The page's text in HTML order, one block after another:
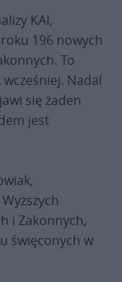
KAI,
196 nowych
To
Nadal
się żaden
jest
i Zakonnych,
święconych w